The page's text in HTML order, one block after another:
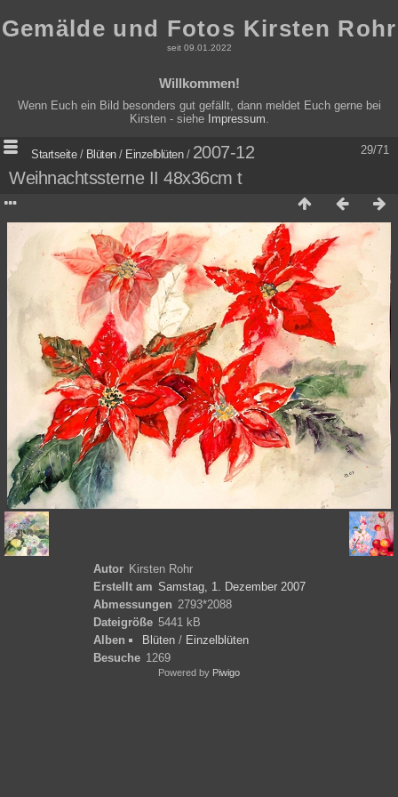
Gemälde und Fotos Kirsten Rohr
seit 09.01.2022
Willkommen!
Wenn Euch ein Bild besonders gut gefällt, dann meldet Euch gerne bei
Kirsten - siehe Impressum
29/71
Startseite/ Blüten/ Einzelblüten/ 2007-12
Weihnachtssterne II 48x36cm t
Autor Kirsten Rohr
Erstellt am Samstag, 1. Dezember 2007
Abmessungen 2793*2088
Dateigröße 5441 kB
Alben
Blüten / Einzelblüten
Besuche 1269
Powered by Piwigo